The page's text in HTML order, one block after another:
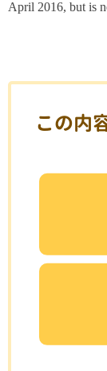
April 2016, but is
この内